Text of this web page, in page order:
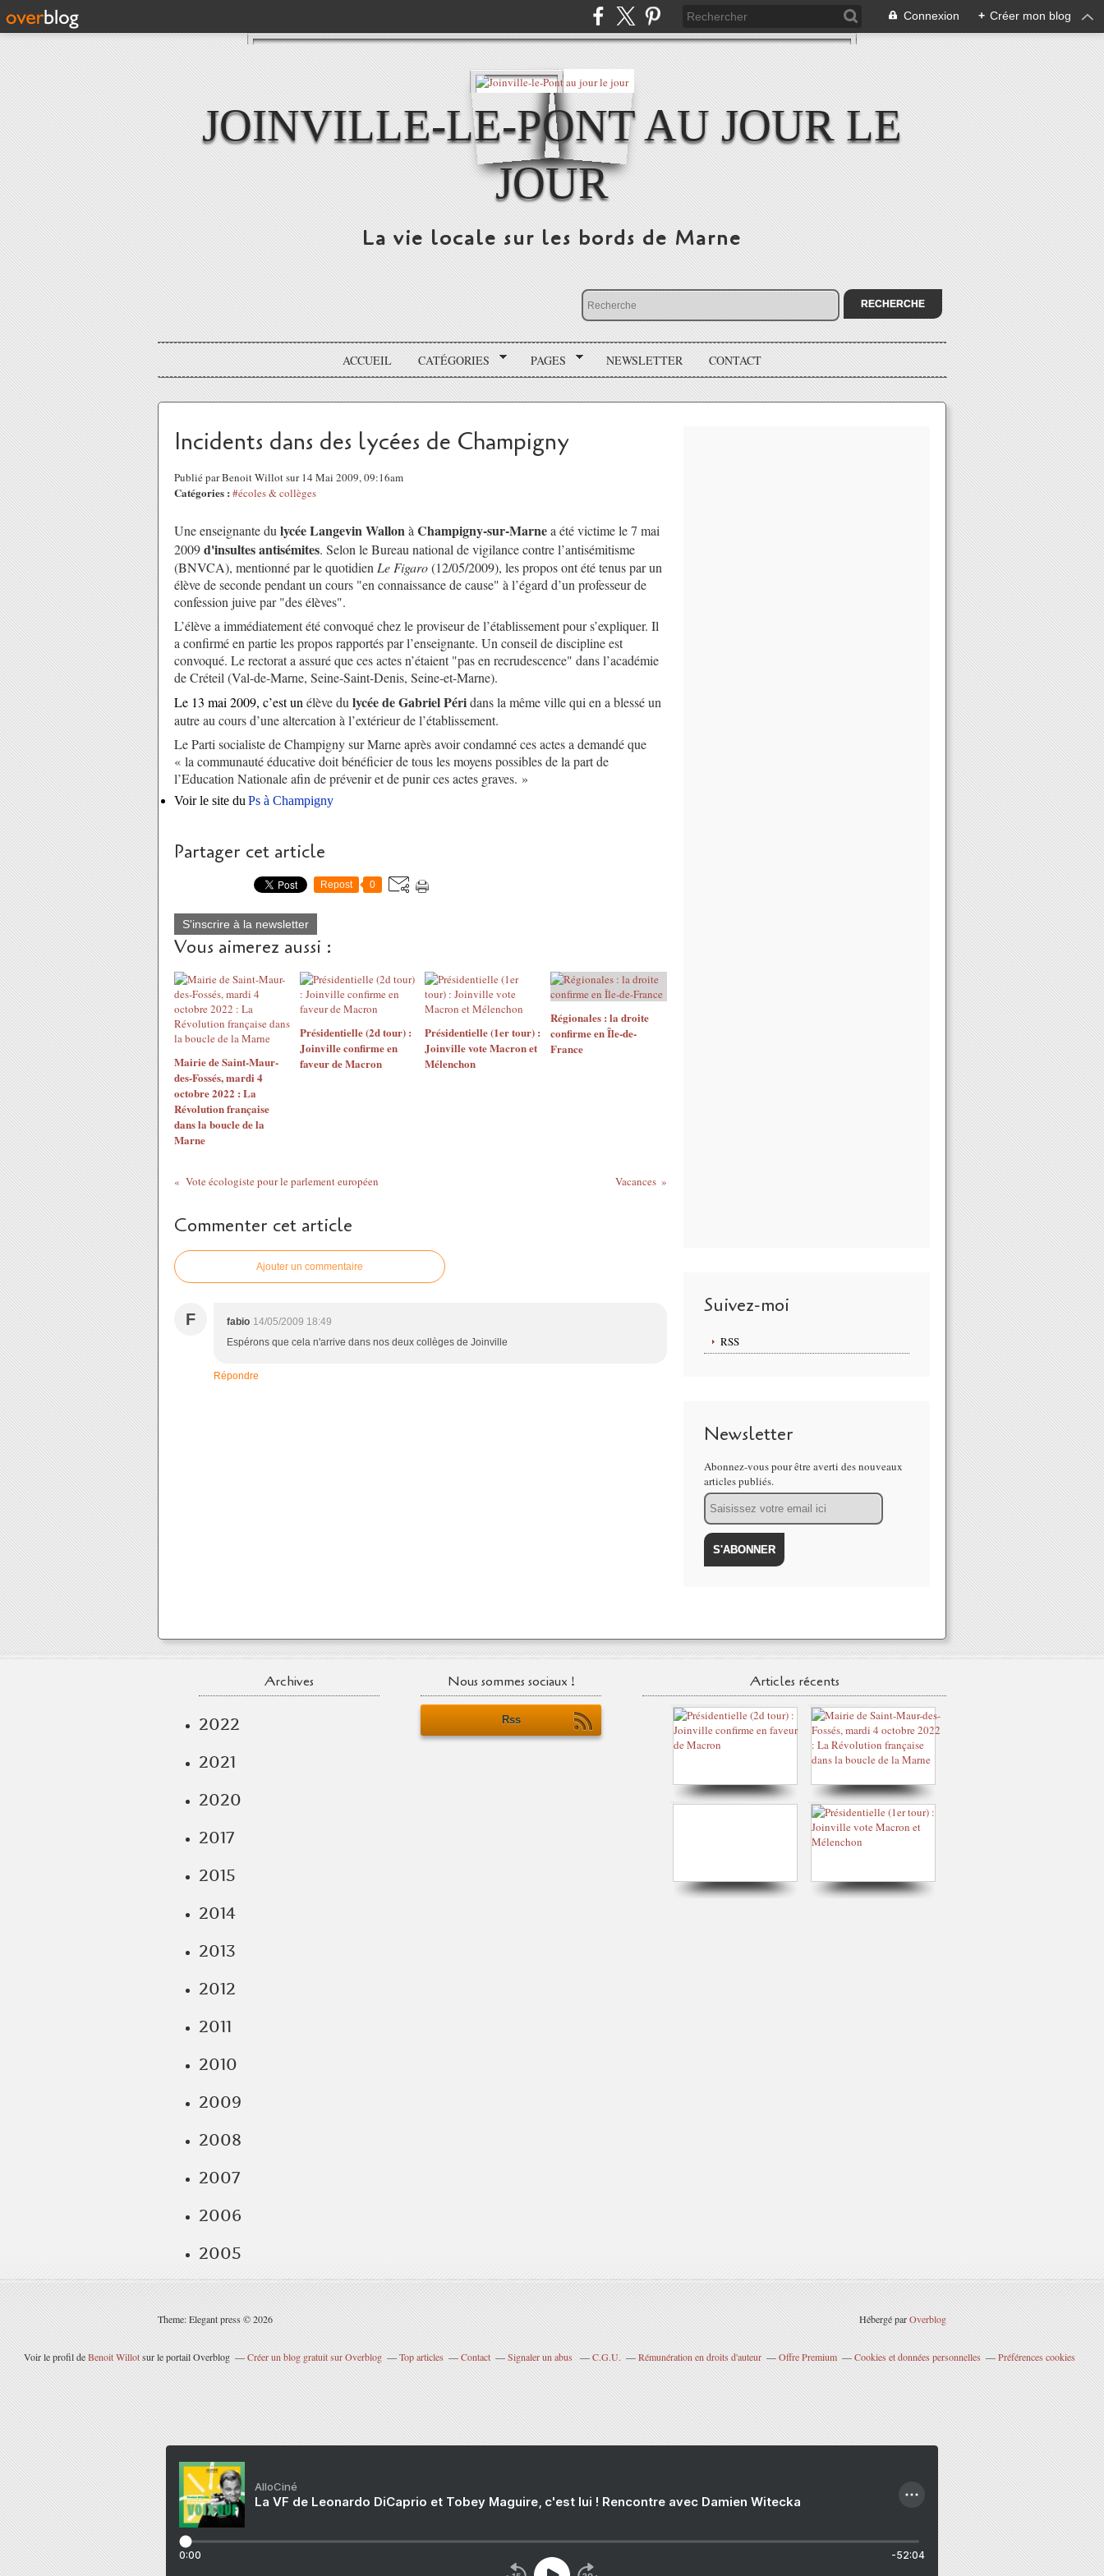
Connexion + Créer mon blog
JOINVILLE-LE-PONT AU JOUR LE
JOUR
La vie locale sur les bords de Marne
ACCUEIL CATÉGORIES PAGES NEWSLETTER CONTACT
Incidents dans des lycées de Champigny
Publié par Benoit Willot sur 14 Mai 2009, 09:16am
Catégories : #écoles & collèges
Une enseignante du lycéeLangevin Wallonà Champigny-sur-Marnea été victime le 7 mai
2009d'insultes antisémites. Selon le Bureau national de vigilance contre l’antisémitisme
(BNVCA), mentionné par le quotidien Le Figaro(12/05/2009), les propos ont été tenus par un
élève de seconde pendant un cours "en connaissance de cause" à l’égard d’un professeur de
confession juive par "des élèves".
L’élève a immédiatement été convoqué chez le proviseur de l’établissement pour s’expliquer. Il
a confirmé en partie les propos rapportés par l’enseignante. Un conseil de discipline est
convoqué. Le rectorat a assuré que ces actes n’étaient "pas en recrudescence" dans l’académie
de Créteil (Val-de-Marne, Seine-Saint-Denis, Seine-et-Marne).
Le 13 mai 2009, c’est un élève du lycée de Gabriel Péridans la même ville qui en a blessé un
autre au cours d’une altercation à l’extérieur de l’établissement.
Le Parti socialiste de Champigny sur Marne après avoir condamné ces actes a demandé que
« la communauté éducative doit bénéficier de tous les moyens possibles de la part de
l’Education Nationale afin de prévenir et de punir ces actes graves. »
Voir le site du Ps à Champigny
Partager cet article
Repost 0
S'inscrire à la newsletter
Vous aimerez aussi :
Mairie de Saint-Maur-
des-Fossés, mardi 4
octobre 2022 : La
Révolution française
dans la boucle de la
Marne
Présidentielle (2d tour) :
Joinville confirme en
faveur de Macron
Présidentielle (1er tour) :
Joinville vote Macron et
Mélenchon
Régionales : la droite
confirme en Île-de-
France
Vote écologiste pour le parlement européen Vacances
Commenter cet article
Ajouter un commentaire
F fabio 14/05/2009 18:49
Espérons que cela n'arrive dans nos deux collèges de Joinville
Répondre
Suivez-moi
RSS
Newsletter
Abonnez-vous pour être averti des nouveaux
articles publiés.
Email
Archives
2022
2021
2020
2017
2015
2014
2013
2012
2011
2010
2009
2008
2007
2006
2005
Nous sommes sociaux !
Rss
Articles récents
Theme: Elegant press © 2026 Hébergé parOverblog
Voir le profil deBenoit Willotsur le portail Overblog Créer un blog gratuit sur Overblog Top articles Contact Signaler un abus C.G.U. Rémunération en droits d'auteur Offre Premium Cookies et données personnelles Préférences cookies
AlloCiné
La VF de Leonardo DiCaprio et Tobey Maguire, c'est lui ! Rencontre avec Damien Witecka
0:00 -52:04